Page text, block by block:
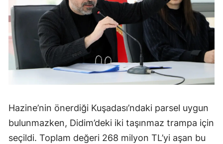
Hazine’nin önerdiği Kuşadası’ndaki parsel uygun
bulunmazken, Didim’deki iki taşınmaz trampa için
seçildi. Toplam değeri 268 milyon TL’yi aşan bu